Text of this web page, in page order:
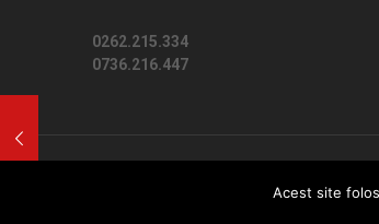
0262.215.334
0736.216.447
Acest site